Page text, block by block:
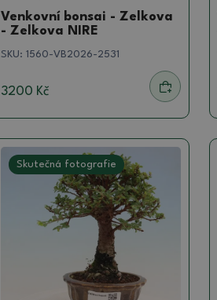
Venkovní bonsai - Zelkova
- Zelkova NIRE
SKU: 1560-VB2026-2531
3200 Kč
Skutečná fotografie